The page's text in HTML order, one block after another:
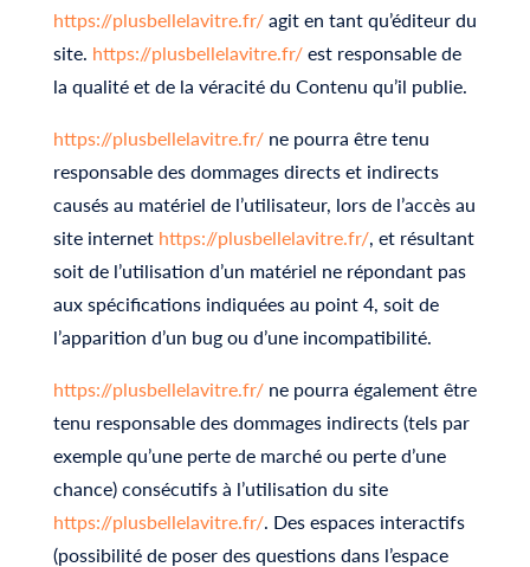
https://plusbellelavitre.fr/agit en tant qu’éditeur du
site. https://plusbellelavitre.fr/est responsable de
la qualité et de la véracité du Contenu qu’il publie.
https://plusbellelavitre.fr/ne pourra être tenu
responsable des dommages directs et indirects
causés au matériel de l’utilisateur, lors de l’accès au
site internet https://plusbellelavitre.fr/, et résultant
soit de l’utilisation d’un matériel ne répondant pas
aux spécifications indiquées au point 4, soit de
l’apparition d’un bug ou d’une incompatibilité.
https://plusbellelavitre.fr/ne pourra également être
tenu responsable des dommages indirects (tels par
exemple qu’une perte de marché ou perte d’une
chance) consécutifs à l’utilisation du site
https://plusbellelavitre.fr/. Des espaces interactifs
(possibilité de poser des questions dans l’espace